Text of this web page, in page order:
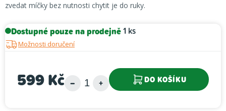
zvedat míčky bez nutnosti chytit je do ruky.
Dostupné pouze na prodejně1 ks
Možnosti doručení
599 Kč DO KOŠÍKU